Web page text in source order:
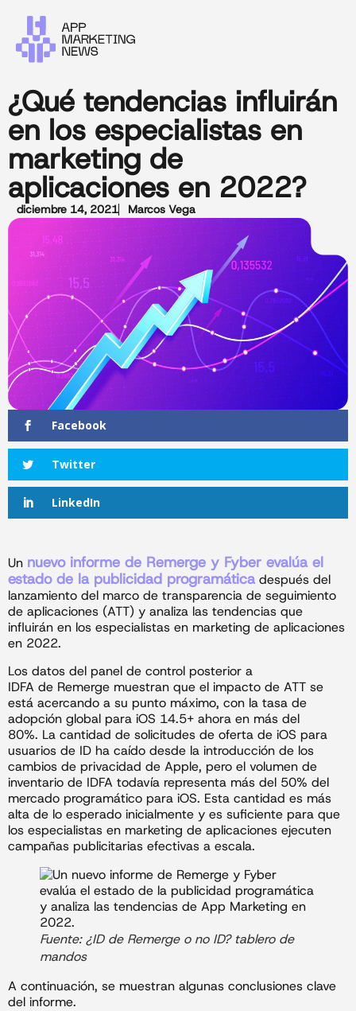
¿Qué tendencias influirán
en los especialistas en
marketing de
aplicaciones en 2022?
diciembre 14, 2021 Marcos Vega
Facebook
Twitter
LinkedIn
Un nuevo informe de Remerge y Fyber evalúa el
estado de la publicidad programática después del
lanzamiento del marco de transparencia de seguimiento
de aplicaciones (ATT) y analiza las tendencias que
influirán en los especialistas en marketing de aplicaciones
en 2022.
Los datos del panel de control posterior a
IDFA de Remerge muestran que el impacto de ATT se
está acercando a su punto máximo, con la tasa de
adopción global para iOS 14.5+ ahora en más del
80%. La cantidad de solicitudes de oferta de iOS para
usuarios de ID ha caído desde la introducción de los
cambios de privacidad de Apple, pero el volumen de
inventario de IDFA todavía representa más del 50% del
mercado programático para iOS. Esta cantidad es más
alta de lo esperado inicialmente y es suficiente para que
los especialistas en marketing de aplicaciones ejecuten
campañas publicitarias efectivas a escala.
Fuente: ¿ID de Remerge o no ID? tablero de
mandos
A continuación, se muestran algunas conclusiones clave
del informe.